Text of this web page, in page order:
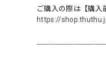
ご購入の際は【購入
https://